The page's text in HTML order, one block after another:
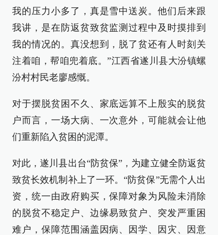
我的压力小多了，真是雪中送炭。他们后来跟
我讲，是在防返贫致贫监测过程中及时摸排到
我的情况的。真没想到，脱了贫还有人时刻关
注着咱，帮咱兜着底。”江西省遂川县大汾镇螺
汾村村民老廖感慨。
对于摆脱贫困不久、家底远算不上殷实的脱贫
户而言，一场大病、一次意外，可能就会让他
们重新陷入贫困的泥潭。
对此，遂川县出台“防贫保”，为建立健全防返贫
致贫长效机制补上了一环。“防贫保”无需个人出
资，统一由政府购买，保障对象为风险未消除
的脱贫不稳定户、边缘易致贫户、突发严重困
难户，保障范围涵盖因病、因学、因灾、因意